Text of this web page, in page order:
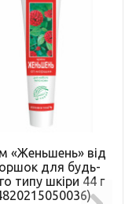
«Женьшень» від
для будь-
типу шкіри 44 г